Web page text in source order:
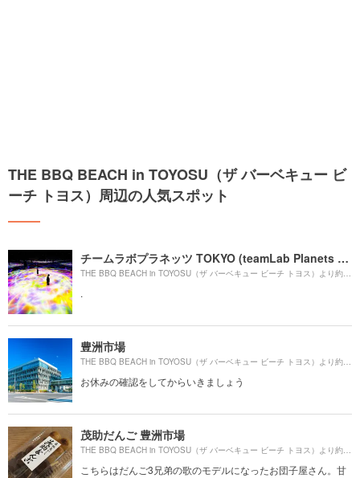
THE BBQ BEACH in TOYOSU（ザ バーベキュー ビ
ーチ トヨス）周辺の人気スポット
チームラボプラネッツ TOKYO (teamLab Planets TOKYO) DMM
.
豊洲市場
お休みの確認をしてからいきましょう
茂助だんご 豊洲市場
こちらはだんご3兄弟の歌のモデルになったお団子屋さん。甘